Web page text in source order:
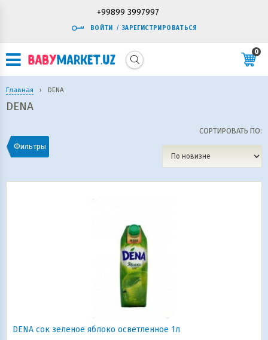
+99899 3997997
ВОЙТИ / ЗАРЕГИСТРИРОВАТЬСЯ
0
Главная › DENA
DENA
Фильтры
СОРТИРОВАТЬ ПО:
DENA сок зеленое яблоко осветленное 1л